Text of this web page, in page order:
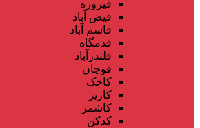
فیروزه
فیض آباد
قاسم آباد
قدمگاه
قلندرآباد
قوچان
کاخک
کاریز
کاشمر
کدکن